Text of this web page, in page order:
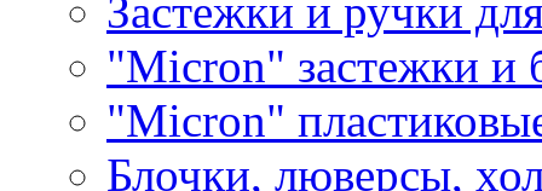
Застежки и ручки
"Micron" застежки и
"Micron"
Блочки, люверсы,